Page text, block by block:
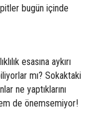
bugün içinde
esasına aykırı
mı? Sokaktaki
ne yaptıklarını
de önemsemiyor!